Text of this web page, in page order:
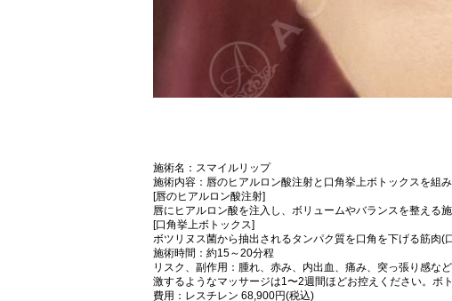
施術名：スマイルリップ
施術内容：唇のヒアルロン酸注射と口角挙上ボトックスを組み
[唇のヒアルロン酸注射]
唇にヒアルロン酸を注入し、ボリュームやバランスを整える施
[口角挙上ボトックス]
ボツリヌス菌から抽出されるタンパク質を口角を下げる筋肉(
施術時間：約15～20分程
リスク、副作用：腫れ、赤み、内出血、痛み、突っ張り感な
激するようなマッサージは1〜2週間ほどお控えください。ボ
費用：レスチレン 68,900円(税込)